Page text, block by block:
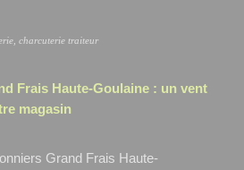
charcuterie traiteur
Frais Haute-Goulaine : un vent
magasin
Grand Frais Haute-